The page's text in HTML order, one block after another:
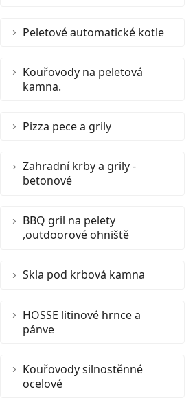
Peletové automatické kotle
Kouřovody na peletová
kamna.
Pizza pece a grily
Zahradní krby a grily -
betonové
BBQ gril na pelety
,outdoorové ohniště
Skla pod krbová kamna
HOSSE litinové hrnce a
pánve
Kouřovody silnostěnné
ocelové